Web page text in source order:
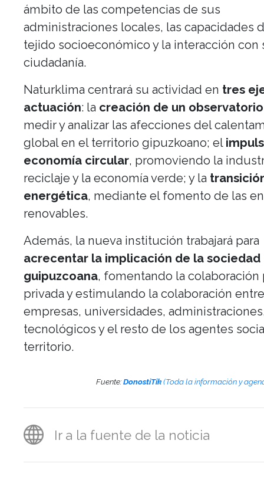
ámbito de las competencias de sus
administraciones locales, las capacidades
tejido socioeconómico y la interacción con
ciudadanía.
Naturklima centrará su actividad en tres
actuación: la creación de un observatorio
medir y analizar las afecciones del
global en el territorio gipuzkoano; el
economía circular, promoviendo la
reciclaje y la economía verde; y la
energética, mediante el fomento de las
renovables.
Además, la nueva institución trabajará para
acrecentar la implicación de la sociedad
guipuzcoana, fomentando la
privada y estimulando la colaboración
empresas, universidades,
tecnológicos y el resto de los agentes
territorio.
Fuente:DonostiTik(Toda la información y
Ir a la fuente de la noticia